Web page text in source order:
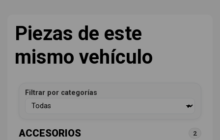
Piezas de este
mismo vehículo
Filtrar por categorías
ACCESORIOS 2